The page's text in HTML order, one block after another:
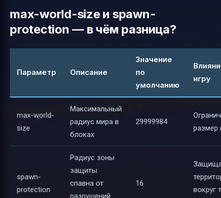
max-world-size и spawn-
protection — в чём разница?
Параметр Описание
Значение
по
умолчанию
игру
max-world-
size
Максимальный
радиус мира в
блоках
29999984
размер
spawn-
protection
Радиус зоны
защиты
спавна от
разрушений
16
вокруг